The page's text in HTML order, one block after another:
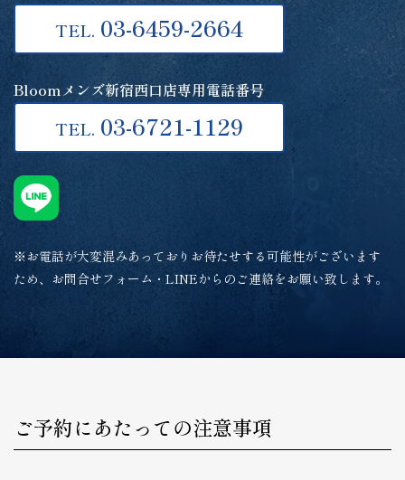
TEL. 03-6459-2664
Bloomメンズ新宿西口店専用電話番号
TEL. 03-6721-1129
※お電話が大変混みあっておりお待たせする可能性がございます
ため、お問合せフォーム・LINEからのご連絡をお願い致します。
ご予約にあたっての注意事項